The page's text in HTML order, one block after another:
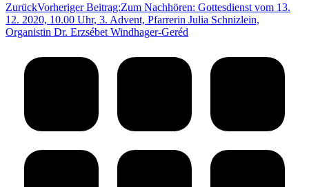
ZurückVorheriger Beitrag:Zum Nachhören: Gottesdienst vom 13.
12. 2020, 10.00 Uhr, 3. Advent, Pfarrerin Julia Schnizlein,
Organistin Dr. Erzsébet Windhager-Geréd